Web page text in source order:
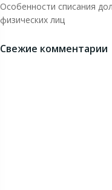
Особенности списания
физических лиц
Свежие комментарии